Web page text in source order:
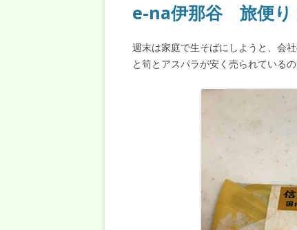
e-na伊那谷 旅便り
週末は家庭で生そばにしようと、会
と筍とアスパラが安く売られている